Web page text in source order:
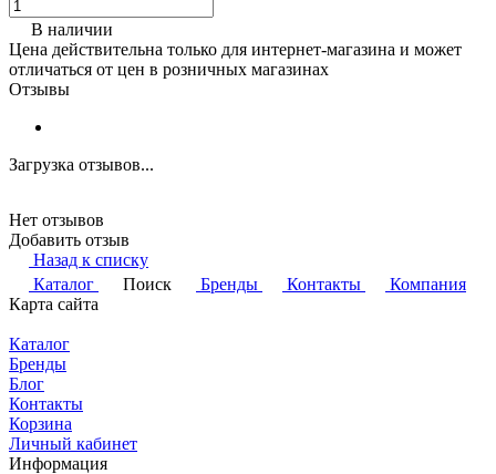
В наличии
Цена действительна только для интернет-магазина и может
отличаться от цен в розничных магазинах
Отзывы
Загрузка отзывов...
Нет отзывов
Добавить отзыв
Назад к списку
Каталог
Поиск Бренды Контакты
Компания
Карта сайта
Каталог
Бренды
Блог
Контакты
Корзина
Личный кабинет
Информация